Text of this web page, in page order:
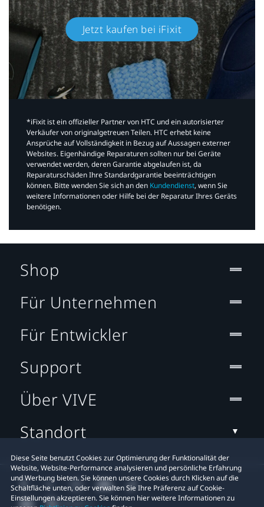
Jetzt kaufen bei iFixit​
*iFixit ist ein offizieller Partner von HTC und ein autorisierter
Verkäufer von originalgetreuen Teilen. HTC erhebt keine
Ansprüche auf Vollständigkeit in Bezug auf Aussagen externer
Websites. Eigenhändige Reparaturen sollten nur bei Geräte
verwendet werden, deren Garantie abgelaufen ist, da
Reparaturschäden Ihre Standardgarantie beeinträchtigen
können. Bitte wenden Sie sich an den Kundendienst, wenn Sie
weitere Informationen oder Hilfe bei der Reparatur Ihres Geräts
benötigen.​
Diese Seite benutzt Cookies zur Optimierung der Funktionalität der
Website, Website-Performance analysieren und persönliche Erfahrung
und Werbung bieten. Sie können unsere Cookies durch Klicken auf die
Schaltfläche unten, oder verwalten Sie Ihre Präferenz auf Cookie-
Einstellungen akzeptieren. Sie können hier weitere Informationen zu
Shop
Für Unternehmen
Für Entwickler
Support
Über VIVE
Standort